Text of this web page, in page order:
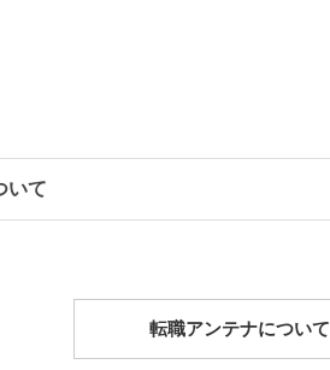
いて
転職アンテナについて